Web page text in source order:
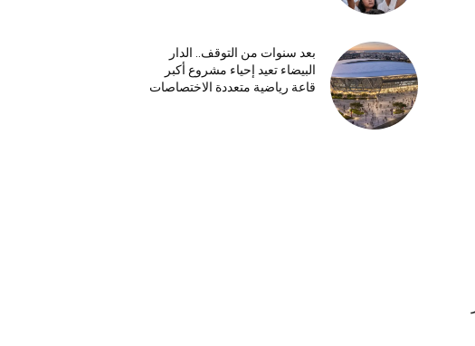
بعد سنوات من التوقف.. الدار
البيضاء تعيد إحياء مشروع أكبر
قاعة رياضية متعددة الاختصاصات